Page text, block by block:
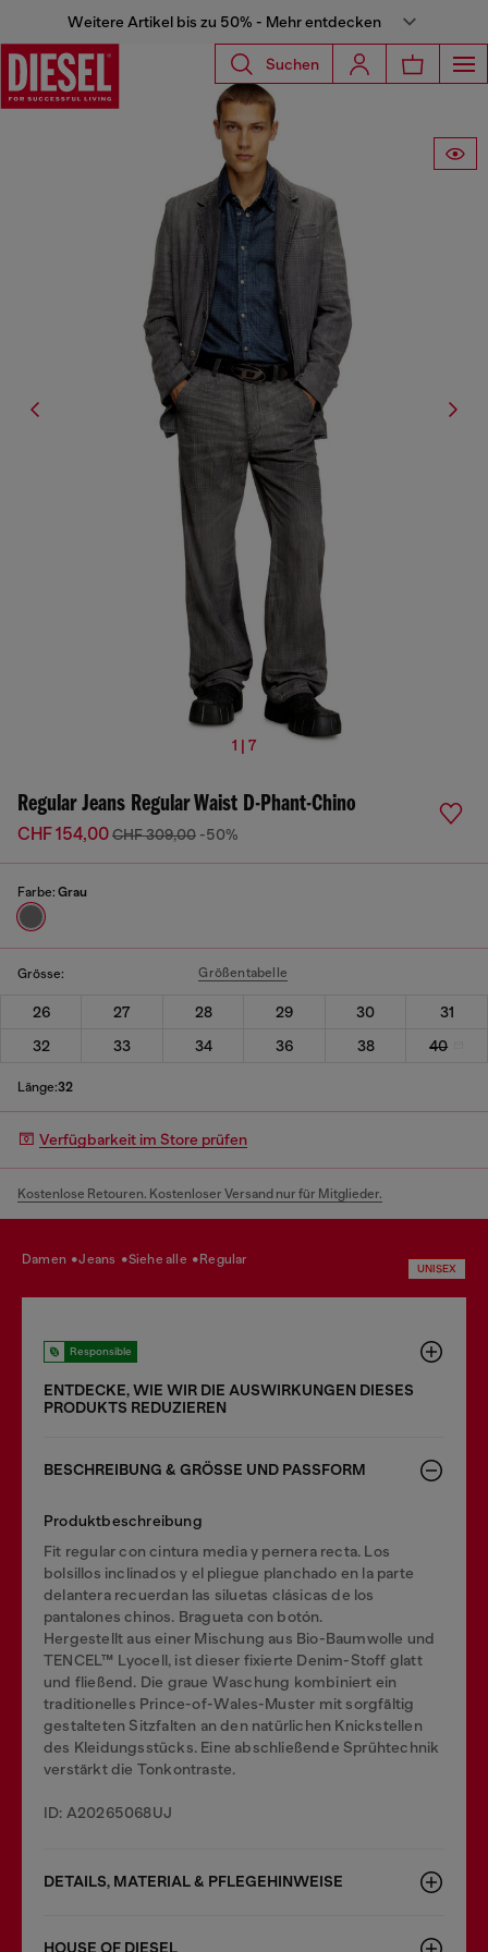
Weitere Artikel bis zu 50% - Mehr entdecken
Suchen
1 | 7
Regular Jeans Regular Waist D-Phant-Chino
CHF 154,00CHF 309,00 -50%
Farbe: Grau
Grösse: Größentabelle
26 27 28 29 30
31
32
33 34 36 38 40
Länge:32
Verfügbarkeit im Store prüfen
Kostenlose Retouren. Kostenloser Versand nur für Mitglieder.
damen jeans siehe alle regular
UNISEX
Responsible
ENTDECKE, WIE WIR DIE AUSWIRKUNGEN DIESES
PRODUKTS REDUZIEREN
BESCHREIBUNG & GRÖSSE UND PASSFORM
Produktbeschreibung
Fit regular con cintura media y pernera recta. Los
bolsillos inclinados y el pliegue planchado en la parte
delantera recuerdan las siluetas clásicas de los
pantalones chinos. Bragueta con botón.
Hergestellt aus einer Mischung aus Bio-Baumwolle und
TENCEL™ Lyocell, ist dieser fixierte Denim-Stoff glatt
und fließend. Die graue Waschung kombiniert ein
traditionelles Prince-of-Wales-Muster mit sorgfältig
gestalteten Sitzfalten an den natürlichen Knickstellen
des Kleidungsstücks. Eine abschließende Sprühtechnik
verstärkt die Tonkontraste.
ID: A20265068UJ
DETAILS, MATERIAL & PFLEGEHINWEISE
HOUSE OF DIESEL